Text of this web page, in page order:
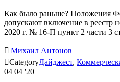
Как было раньше? Положения
допускают включение в реестр
2020 г. № 16-П пункт 2 части 3
 Михаил Антонов
CategoryДайджест,
04 04 '20